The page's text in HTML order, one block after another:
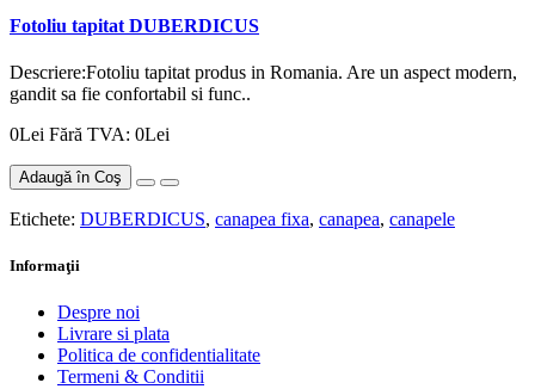
Fotoliu tapitat DUBERDICUS
Descriere:Fotoliu tapitat produs in Romania. Are un aspect modern,
gandit sa fie confortabil si func..
0Lei Fără TVA: 0Lei
Adaugă în Coş
Etichete: DUBERDICUS, canapea fixa, canapea, canapele
Informaţii
Despre noi
Livrare si plata
Politica de confidentialitate
Termeni & Conditii